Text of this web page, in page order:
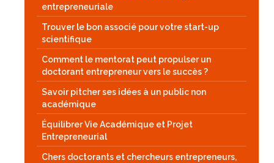
entrepreneuriale
Trouver le bon associé pour votre start-up
scientifique
Comment le mentorat peut propulser un
doctorant entrepreneur vers le succès ?
Savoir pitcher ses idées à un public non
académique
Équilibrer Vie Académique et Projet
Entrepreneurial
Chers doctorants et chercheurs entrepreneurs,